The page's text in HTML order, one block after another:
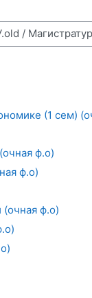
(1 сем)
ф.о)
ф.о)
(очная ф.о)